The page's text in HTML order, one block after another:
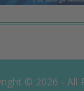
© 2026 - All